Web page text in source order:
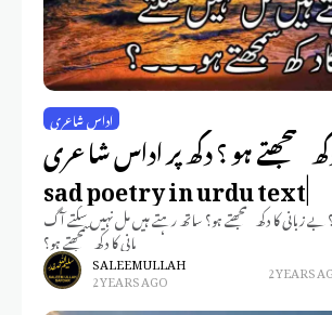
اداس شاعری
رائیگانی کا دکھ سمجھتے ہو ؟ دکھ پر اداس شاعری
|sad poetry in urdu text
؟ بے زبانی کا دکھ سمجھتے ہو؟ ساتھ رہتے ہیں مل نہیں سکتے آگ
پانی کا دکھ سمجھتے ہو؟
SALEEM ULLAH
2 YEARS AGO 2 YEARS